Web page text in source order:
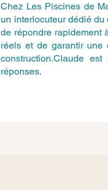
Chez Les Piscines de
un interlocuteur dédié du
de répondre rapidement
réels et de garantir une
construction.Claude
réponses.